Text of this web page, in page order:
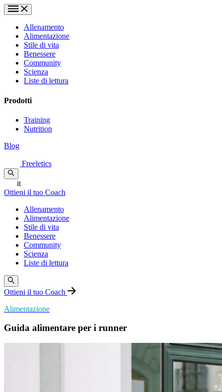
Allenamento
Alimentazione
Stile di vita
Benessere
Community
Scienza
Liste di lettura
Prodotti
Training
Nutrition
Blog
Freeletics
it
Ottieni il tuo Coach
Allenamento
Alimentazione
Stile di vita
Benessere
Community
Scienza
Liste di lettura
Ottieni il tuo Coach
Alimentazione
Guida alimentare per i runner